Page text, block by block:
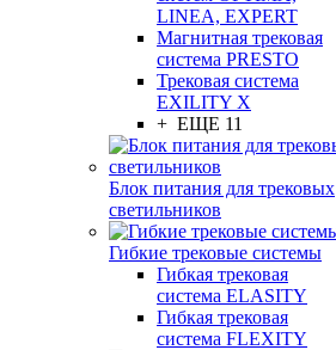
LINEA, EXPERT
Магнитная трековая
система PRESTO
Трековая система
EXILITY X
+ ЕЩЕ 11
Блок питания для трековых
светильников
Гибкие трековые системы
Гибкая трековая
система ELASITY
Гибкая трековая
система FLEXITY